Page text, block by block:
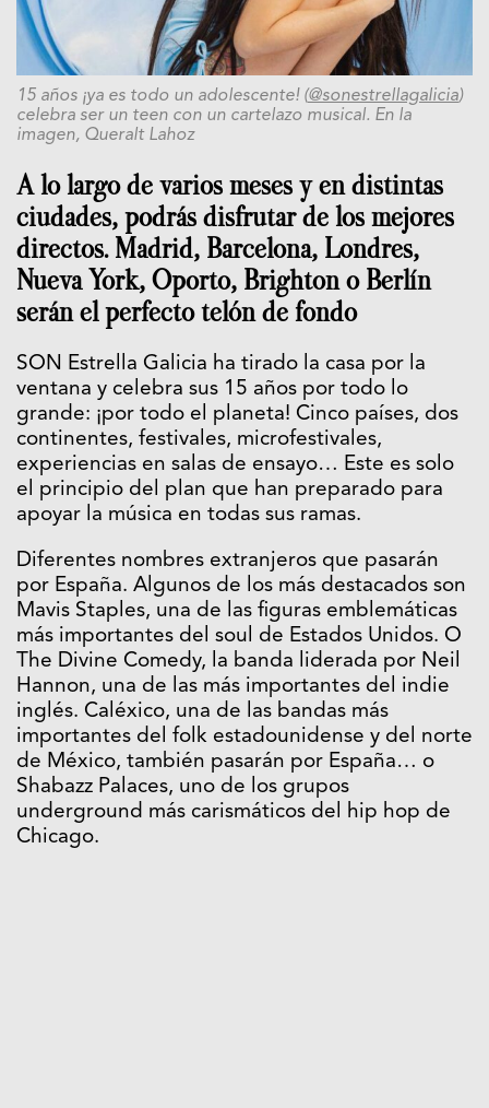
15 años ¡ya es todo un adolescente! (@sonestrellagalicia)
celebra ser un teen con un cartelazo musical. En la
imagen, Queralt Lahoz
A lo largo de varios meses y en distintas
ciudades, podrás disfrutar de los mejores
directos. Madrid, Barcelona, Londres,
Nueva York, Oporto, Brighton o Berlín
serán el perfecto telón de fondo
SON Estrella Galicia ha tirado la casa por la
ventana y celebra sus 15 años por todo lo
grande: ¡por todo el planeta! Cinco países, dos
continentes, festivales, microfestivales,
experiencias en salas de ensayo… Este es solo
el principio del plan que han preparado para
apoyar la música en todas sus ramas.
Diferentes nombres extranjeros que pasarán
por España. Algunos de los más destacados son
Mavis Staples, una de las figuras emblemáticas
más importantes del soul de Estados Unidos. O
The Divine Comedy, la banda liderada por Neil
Hannon, una de las más importantes del indie
inglés. Caléxico, una de las bandas más
importantes del folk estadounidense y del norte
de México, también pasarán por España… o
Shabazz Palaces, uno de los grupos
underground más carismáticos del hip hop de
Chicago.